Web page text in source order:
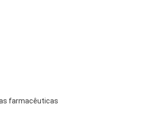
farmacêuticas